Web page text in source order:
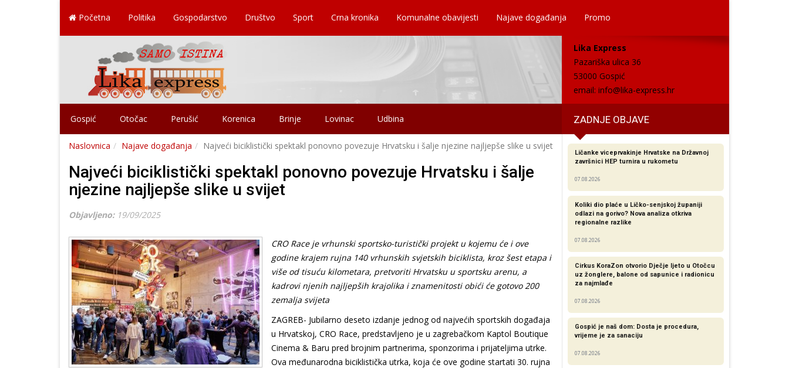
Početna Politika Gospodarstvo Društvo Sport Crna kronika Komunalne obavijesti Najave događanja Promo
Lika Express
Pazariška ulica 36
53000 Gospić
email: info@lika-express.hr
Gospić Otočac Perušić Korenica Brinje Lovinac Udbina ZADNJE OBJAVE
Naslovnica Najave događanja Najveći biciklistički spektakl ponovno povezuje Hrvatsku i šalje njezine najljepše slike u svijet
Najveći biciklistički spektakl ponovno povezuje Hrvatsku i šalje
njezine najljepše slike u svijet
Objavljeno: 19/09/2025
CRO Race je vrhunski sportsko-turistički projekt u kojemu će i ove
godine krajem rujna 140 vrhunskih svjetskih biciklista, kroz šest etapa i
više od tisuću kilometara, pretvoriti Hrvatsku u sportsku arenu, a
kadrovi njenih najljepših krajolika i znamenitosti obići će gotovo 200
zemalja svijeta
ZAGREB- Jubilarno deseto izdanje jednog od najvećih sportskih događaja
u Hrvatskoj, CRO Race, predstavljeno je u zagrebačkom Kaptol Boutique
Cinema & Baru pred brojnim partnerima, sponzorima i prijateljima utrke.
Ova međunarodna biciklistička utrka, koja će ove godine startati 30. rujna
Ličanke viceprvakinje Hrvatske na Državnoj
završnici HEP turnira u rukometu
07.08.2026
Koliki dio plaće u Ličko-senjskoj županiji
odlazi na gorivo? Nova analiza otkriva
regionalne razlike​
07.08.2026
Cirkus KoraZon otvorio Dječje ljeto u Otočcu
uz žonglere, balone od sapunice i radionicu
za najmlađe
07.08.2026
Gospić je naš dom: Dosta je procedura,
vrijeme je za sanaciju
07.08.2026